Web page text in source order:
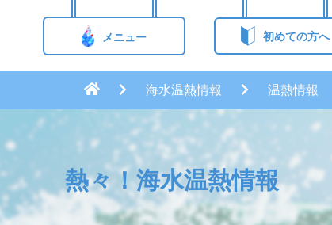
メニュー 初めての方へ
海水温熱情報 温熱情報
熱々！海水温熱情報